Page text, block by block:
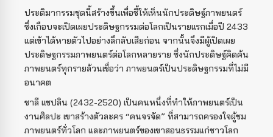
ประติมากรรมชุดนี้สร้างขึ้นเพื่อชี้ให้เห็นนักประดิษฐ์ภาพยนตร์
ซึ่งเกือบจะเปิดเผยประดิษฐกรรมต่อโลกเป็นรายแรกเมื่อปี 2433
แต่เข้าได้หายตัวไปอย่างลึกลับเสียก่อน จากนั้นจึงมีผู้เปิดเผย
ประดิษฐกรรมภาพยนตร์ต่อโลกหลายราย ซึ่งนักประดิษฐ์คิดค้น
ภาพยนตร์ทุกรายล้วนเชื่อว่า ภาพยนตร์เป็นประดิษฐกรรมที่ไม่มี
อนาคต
ชาลี แชปลิน (2432-2520) เป็นคนหนึ่งที่ทำให้ภาพยนตร์เป็น
งานศิลปะ เขาสร้างตัวละคร “คนจรจัด” ที่สามารถครองใจผู้ชม
ภาพยนตร์ทั่วโลก และภาพยนตร์ของเขาสอนธรรมแก่ชาวโลก